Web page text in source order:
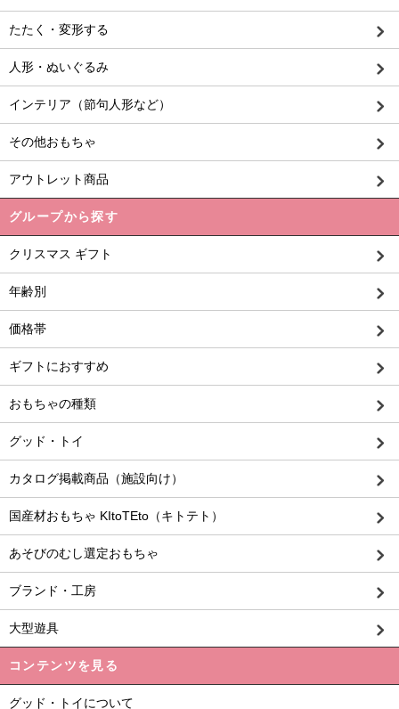
たたく・変形する
人形・ぬいぐるみ
インテリア（節句人形など）
その他おもちゃ
アウトレット商品
グループから探す
クリスマス ギフト
年齢別
価格帯
ギフトにおすすめ
おもちゃの種類
グッド・トイ
カタログ掲載商品（施設向け）
国産材おもちゃ KItoTEto（キトテト）
あそびのむし選定おもちゃ
ブランド・工房
大型遊具
コンテンツを見る
グッド・トイについて